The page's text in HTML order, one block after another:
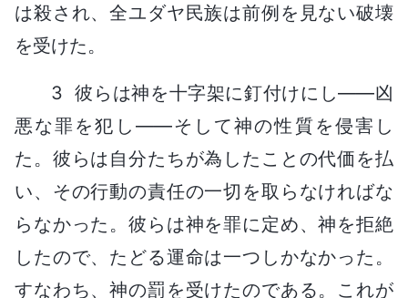
は殺され、全ユダヤ民族は前例を見ない破壊
を受けた。
3 彼らは神を十字架に釘付けにし――凶
悪な罪を犯し――そして神の性質を侵害し
た。彼らは自分たちが為したことの代価を払
い、その行動の責任の一切を取らなければな
らなかった。彼らは神を罪に定め、神を拒絶
したので、たどる運命は一つしかなかった。
すなわち、神の罰を受けたのである。これが